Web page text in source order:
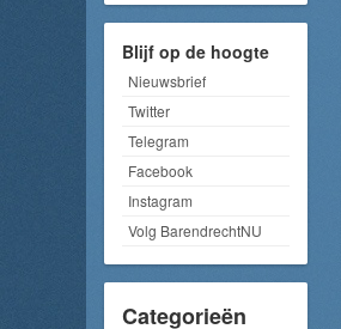
Blijf op de hoogte
Nieuwsbrief
Twitter
Telegram
Facebook
Instagram
Volg BarendrechtNU
Categorieën